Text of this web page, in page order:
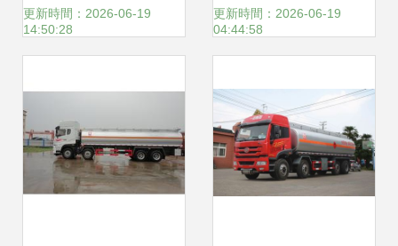
譜的油罐車生產廠
更新時間：2026-06-19
14:50:28
資料 報價 商用車
更新時間：2026-06-19
04:44:58